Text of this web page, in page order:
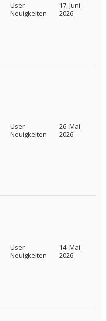
User-
Neuigkeiten
17. Juni
2026
User-
Neuigkeiten
26. Mai
2026
User-
Neuigkeiten
14. Mai
2026